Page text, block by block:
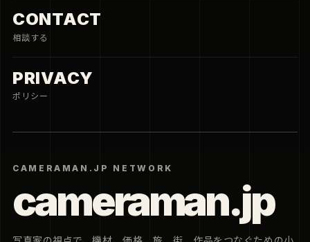
CAMERAMAN.JP NETWORK
cameraman.jp
CONTACT
相談する
PRIVACY
ポリシー